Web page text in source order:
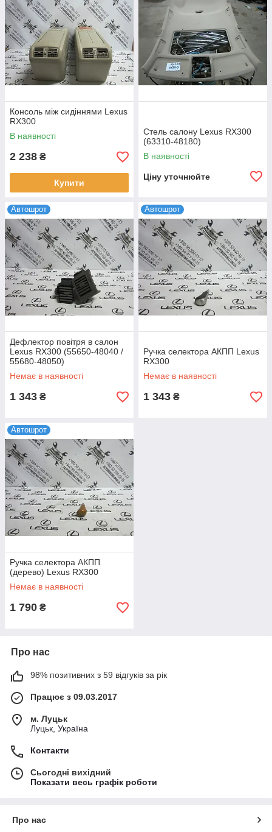
Консоль між сидіннями Lexus
RX300
В наявності
2 238 ₴
Купити
Стель салону Lexus RX300
(63310-48180)
В наявності
Ціну уточнюйте
Автошрот
Дефлектор повітря в салон
Lexus RX300 (55650-48040 /
55680-48050)
Немає в наявності
1 343 ₴
Автошрот
Ручка селектора АКПП Lexus
RX300
Немає в наявності
1 343 ₴
Автошрот
Ручка селектора АКПП
(дерево) Lexus RX300
Немає в наявності
1 790 ₴
Про нас
98% позитивних з 59 відгуків за рік
Працює з 09.03.2017
м. Луцьк
Луцьк, Україна
Контакти
Сьогодні вихідний
Показати весь графік роботи
Про нас